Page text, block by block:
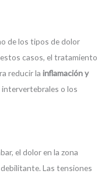
de los tipos de dolor
casos, el tratamiento
reducir lainflamación y
intervertebrales o los
el dolor en la zona
Las tensiones